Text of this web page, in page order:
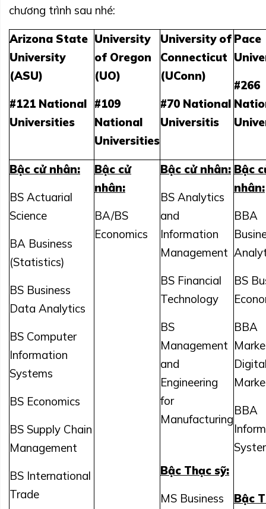
chương trình sau nhé:
Arizona State
University
(ASU)
#121 National
Universities
University
of Oregon
(UO)
#109
National
Universities
University of
Connecticut
(UConn)
#70 National
Universitis
Pace
#266
Bậc cử nhân:
BS Actuarial
Science
BA Business
(Statistics)
BS Business
Data Analytics
BS Computer
Information
Systems
BS Economics
BS Supply Chain
Management
BS International
Trade
Bậc cử
nhân:
BA/BS
Economics
Bậc cử nhân:
BS Analytics
and
Information
Management
BS Financial
Technology
BS
Management
and
Engineering
for
Manufacturing
Bậc Thạc sỹ:
MS Business
Bậc
nhân:
BBA
BS
BBA
BBA
Bậc